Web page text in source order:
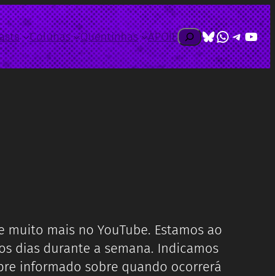
Colunas Quentinhas APOIEPesquisarBluesky
muito mais no YouTube. Estamos ao
dias durante a semana. Indicamos
informado sobre quando ocorrerá